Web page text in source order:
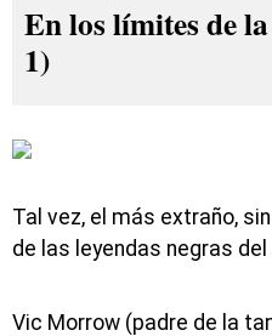
En los límites de
1)
Tal vez, el más extraño,
de las leyendas negras del
Vic Morrow (padre de la